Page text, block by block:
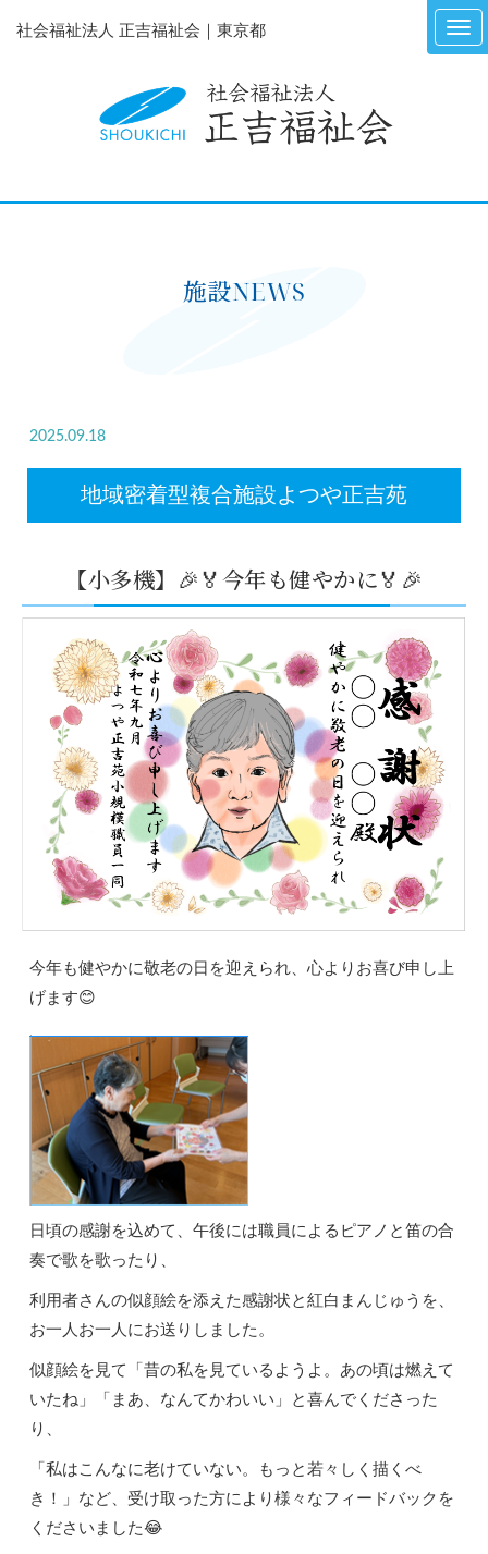
社会福祉法人 正吉福祉会｜東京都
施設NEWS
2025.09.18
地域密着型複合施設よつや正吉苑
【小多機】🎉🏅今年も健やかに🏅🎉
今年も健やかに敬老の日を迎えられ、心よりお喜び申し上
げます😊
日頃の感謝を込めて、午後には職員によるピアノと笛の合
奏で歌を歌ったり、
利用者さんの似顔絵を添えた感謝状と紅白まんじゅうを、
お一人お一人にお送りしました。
似顔絵を見て「昔の私を見ているようよ。あの頃は燃えて
いたね」「まあ、なんてかわいい」と喜んでくださった
り、
「私はこんなに老けていない。もっと若々しく描くべ
き！」など、受け取った方により様々なフィードバックを
くださいました😂